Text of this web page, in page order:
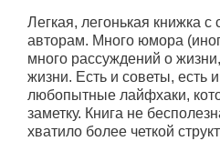
Легкая, легонькая книжка
авторам. Много юмора
много рассуждений о
жизни. Есть и советы, есть
любопытные лайфхаки,
заметку. Книга не
хватило более четкой